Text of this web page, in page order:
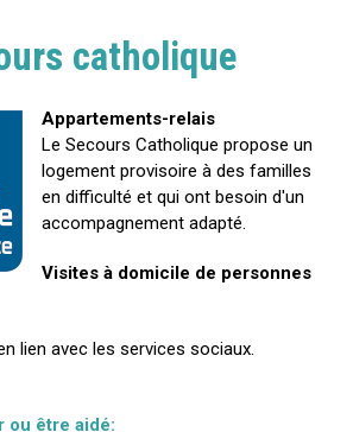
catholique
Appartements-relais
Le Secours Catholique propose un
logement provisoire à des familles
en difficulté et qui ont besoin d'un
accompagnement adapté.
Visites à domicile de personnes
lien avec les services sociaux.
ou être aidé: